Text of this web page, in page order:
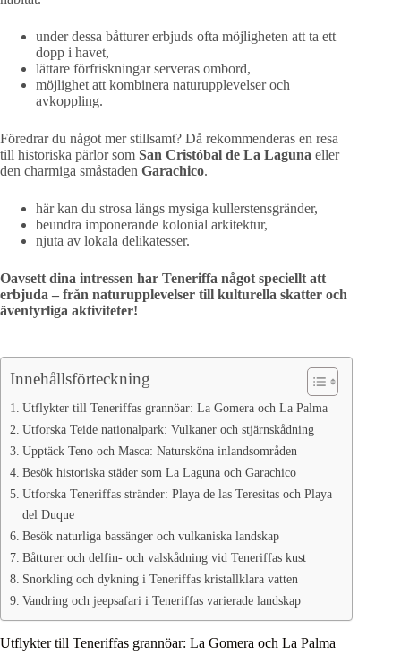
under dessa båtturer erbjuds ofta möjligheten att ta ett
dopp i havet,
lättare förfriskningar serveras ombord,
möjlighet att kombinera naturupplevelser och
avkoppling.
Föredrar du något mer stillsamt? Då rekommenderas en resa
till historiska pärlor som San Cristóbal de La Laguna eller
den charmiga småstaden Garachico.
här kan du strosa längs mysiga kullerstensgränder,
beundra imponerande kolonial arkitektur,
njuta av lokala delikatesser.
Oavsett dina intressen har Teneriffa något speciellt att
erbjuda – från naturupplevelser till kulturella skatter och
äventyrliga aktiviteter!
Innehållsförteckning
Utflykter till Teneriffas grannöar: La Gomera och La Palma
Utforska Teide nationalpark: Vulkaner och stjärnskådning
Upptäck Teno och Masca: Natursköna inlandsområden
Besök historiska städer som La Laguna och Garachico
Utforska Teneriffas stränder: Playa de las Teresitas och Playa
del Duque
Besök naturliga bassänger och vulkaniska landskap
Båtturer och delfin- och valskådning vid Teneriffas kust
Snorkling och dykning i Teneriffas kristallklara vatten
Vandring och jeepsafari i Teneriffas varierade landskap
Utflykter till Teneriffas grannöar: La Gomera och La Palma